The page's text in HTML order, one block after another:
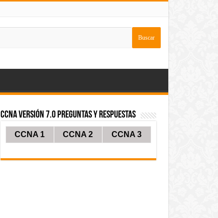
CCNA Versión 7.0 Preguntas y Respuestas
CCNA 1 CCNA 2 CCNA 3